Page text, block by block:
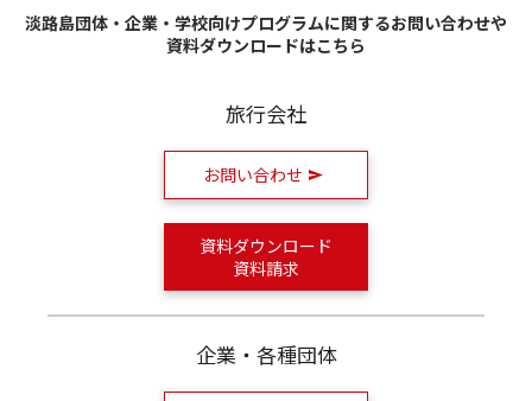
淡路島団体・企業・学校向けプログラムに関するお問い合わせや
資料ダウンロードはこちら
旅行会社
お問い合わせ
資料ダウンロード
資料請求
企業・各種団体